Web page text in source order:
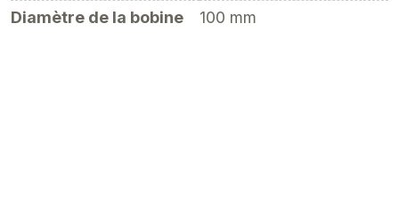
Diamètre de la bobine
100 mm